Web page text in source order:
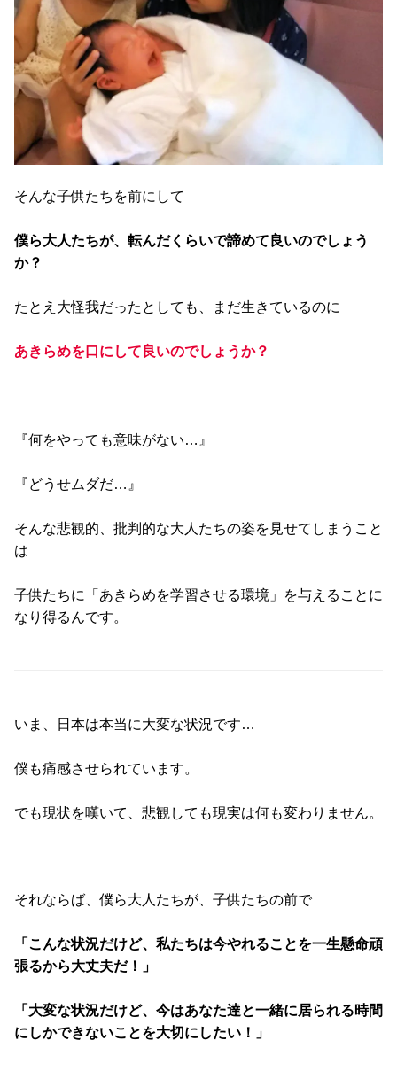
そんな子供たちを前にして
僕ら大人たちが、転んだくらいで諦めて良いのでしょう
か？
たとえ大怪我だったとしても、まだ生きているのに
あきらめを口にして良いのでしょうか？
『何をやっても意味がない…』
『どうせムダだ…』
そんな悲観的、批判的な大人たちの姿を見せてしまうこと
は
子供たちに「あきらめを学習させる環境」を与えることに
なり得るんです。
いま、日本は本当に大変な状況です…
僕も痛感させられています。
でも現状を嘆いて、悲観しても現実は何も変わりません。
それならば、僕ら大人たちが、子供たちの前で
「こんな状況だけど、私たちは今やれることを一生懸命頑
張るから大丈夫だ！」
「大変な状況だけど、今はあなた達と一緒に居られる時間
にしかできないことを大切にしたい！」